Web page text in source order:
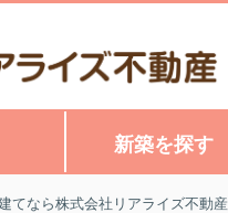
新築を探す
てなら株式会社リアライズ不動産